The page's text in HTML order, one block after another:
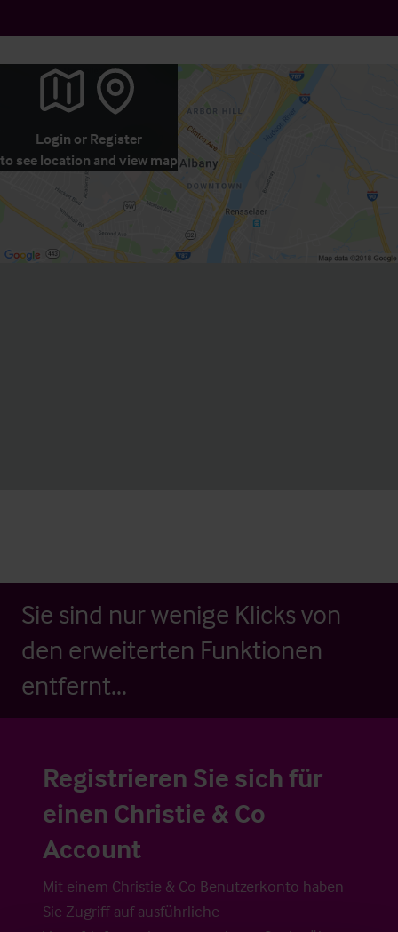
Login or Register
to see location and view map
Sie sind nur wenige Klicks von
den erweiterten Funktionen
entfernt...
Registrieren Sie sich für
einen Christie & Co
Account
Mit einem Christie & Co Benutzerkonto haben
Sie Zugriff auf ausführliche